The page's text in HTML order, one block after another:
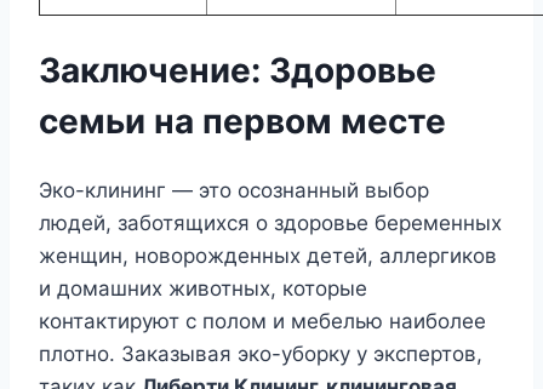
Заключение: Здоровье
семьи на первом месте
Эко-клининг — это осознанный выбор
людей, заботящихся о здоровье беременных
женщин, новорожденных детей, аллергиков
и домашних животных, которые
контактируют с полом и мебелью наиболее
плотно. Заказывая эко-уборку у экспертов,